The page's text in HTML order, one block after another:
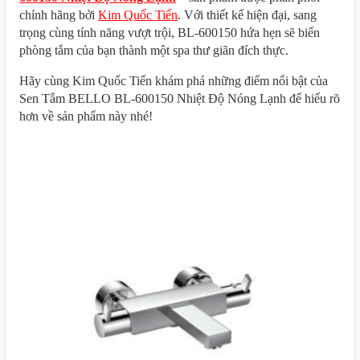
chính hãng bởi Kim Quốc Tiến. Với thiết kế hiện đại, sang
trọng cùng tính năng vượt trội, BL-600150 hứa hẹn sẽ biến
phòng tắm của bạn thành một spa thư giãn đích thực.
Hãy cùng Kim Quốc Tiến khám phá những điểm nổi bật của
Sen Tắm BELLO BL-600150 Nhiệt Độ Nóng Lạnh để hiểu rõ
hơn về sản phẩm này nhé!